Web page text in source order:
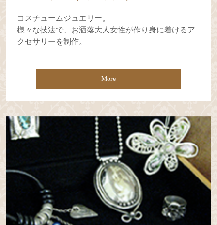
コスチュームジュエリー。
様々な技法で、お洒落大人女性が作り身に着けるア
クセサリーを制作。
More